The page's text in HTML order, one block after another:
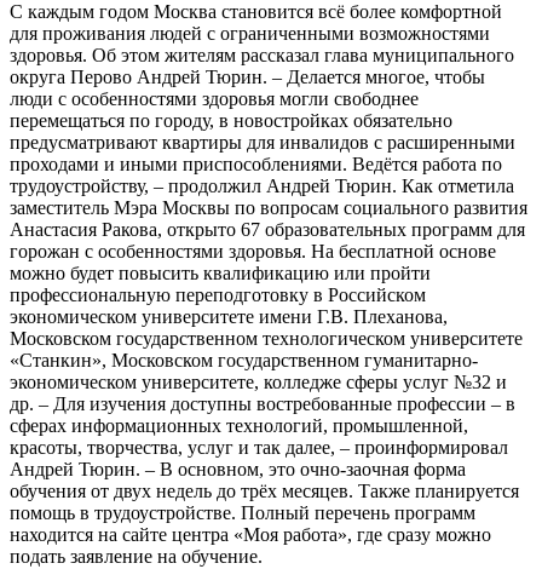
С каждым годом Москва становится всё более комфортной
для проживания людей с ограниченными возможностями
здоровья. Об этом жителям рассказал глава муниципального
округа Перово Андрей Тюрин. – Делается многое, чтобы
люди с особенностями здоровья могли свободнее
перемещаться по городу, в новостройках обязательно
предусматривают квартиры для инвалидов с расширенными
проходами и иными приспособлениями. Ведётся работа по
трудоустройству, – продолжил Андрей Тюрин. Как отметила
заместитель Мэра Москвы по вопросам социального развития
Анастасия Ракова, открыто 67 образовательных программ для
горожан с особенностями здоровья. На бесплатной основе
можно будет повысить квалификацию или пройти
профессиональную переподготовку в Российском
экономическом университете имени Г.В. Плеханова,
Московском государственном технологическом университете
«Станкин», Московском государственном гуманитарно-
экономическом университете, колледже сферы услуг №32 и
др. – Для изучения доступны востребованные профессии – в
сферах информационных технологий, промышленной,
красоты, творчества, услуг и так далее, – проинформировал
Андрей Тюрин. – В основном, это очно-заочная форма
обучения от двух недель до трёх месяцев. Также планируется
помощь в трудоустройстве. Полный перечень программ
находится на сайте центра «Моя работа», где сразу можно
подать заявление на обучение.